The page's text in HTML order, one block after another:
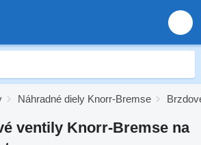
Náhradné diely Knorr-Bremse
ventily Knorr-Bremse na